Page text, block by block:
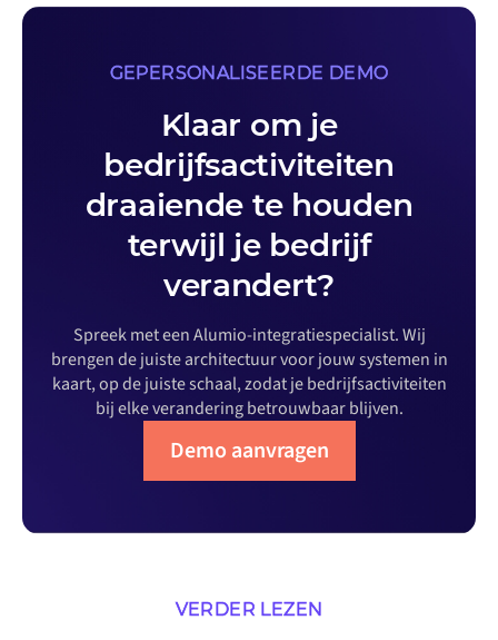
GEPERSONALISEERDE DEMO
Klaar om je
bedrijfsactiviteiten
draaiende te houden
terwijl je bedrijf
verandert?
Spreek met een Alumio-integratiespecialist. Wij
brengen de juiste architectuur voor jouw systemen in
kaart, op de juiste schaal, zodat je bedrijfsactiviteiten
bij elke verandering betrouwbaar blijven.
Demo aanvragen
VERDER LEZEN